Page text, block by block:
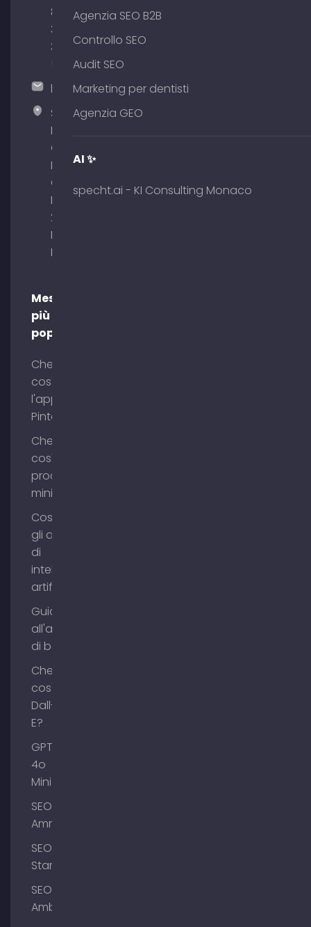
89
380
375
hallo@timospecht.de
Specht
Marketing
GmbH –
Palais am
Obelisk
Briennerstr.
29 80333
Monaco di
Baviera
Messaggi
più
popolari
Che
cos'è
l'app
Pinterest?
Che
cos'è il
process
mining?
Cosa sono
gli agenti
di
intelligenza
artificiale?
Guida
all'acquisto
di backlink
Che
cos'è
Dall-
E?
GPT-
4o
Mini
SEO
Ammersee
SEO
Starnberg
SEO
Amburgo
Agenzia SEO B2B
Controllo SEO
Audit SEO
Marketing per dentisti
Agenzia GEO
AI ✨
specht.ai - KI Consulting Monaco